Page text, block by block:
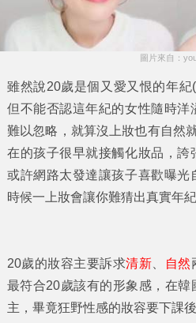
圖片來自：
雖然說20歲是個又愛又恨的年紀
但不能否認這年紀的女性隨時洋
難以忽略，就算沒上妝也有自然
在的孩子很早就接觸化妝品，誇
或許網路太發達讓孩子喜歡曝光
時候一上妝會讓你難猜出真實年紀
20歲的妝容主要訴求清新 自然
最符合20歲該有的形象感，在
主，畢竟狂野性感的妝容要下課